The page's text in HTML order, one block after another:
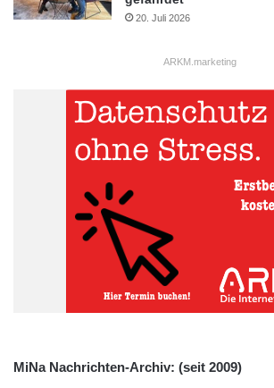
20. Juli 2026
ARKM.marketing
MiNa Nachrichten-Archiv: (seit 2009)